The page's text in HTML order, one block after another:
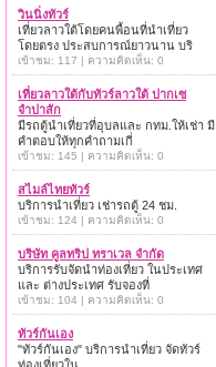
วินนิ่งทัวร์
เที่ยวลาวใต้โดยคนพื้อนที่นำเที่ยว
โดยตรง ประสบการณ์ยาวนาน บริ
เข้าชม: 117 | ความคิดเห็น: 0
เที่ยวลาวใต้กับทัวร์ลาวใต้ ปากเซ
จำปาสัก
มีรถตู้นำเที่ยวที่อุบลและ กทม.ให้เช่า มี
คำตอบให้ทุกคำถามเกี่
เข้าชม: 145 | ความคิดเห็น: 0
สไมล์ไทยทัวร์
บริการนำเที่ยว เช่ารถตู้ 24 ชม.
เข้าชม: 124 | ความคิดเห็น: 0
บริษัท คูลทริป ทราเวล จำกัด
บริการรับจัดนำท่องเที่ยว ในประเทศ
และ ต่างประเทศ รับจองที่
เข้าชม: 104 | ความคิดเห็น: 0
ทัวร์กันเอง
"ทัวร์กันเอง" บริการนำเที่ยว จัดทัวร์